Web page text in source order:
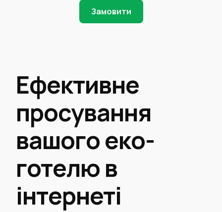
Замовити
Ефективне
просування
вашого еко-
готелю в
інтернеті